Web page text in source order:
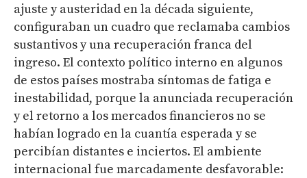
ajuste y austeridad en la década siguiente,
configuraban un cuadro que reclamaba cambios
sustantivos y una recuperación franca del
ingreso. El contexto político interno en algunos
de estos países mostraba síntomas de fatiga e
inestabilidad, porque la anunciada recuperación
y el retorno a los mercados financieros no se
habían logrado en la cuantía esperada y se
percibían distantes e inciertos. El ambiente
internacional fue marcadamente desfavorable: